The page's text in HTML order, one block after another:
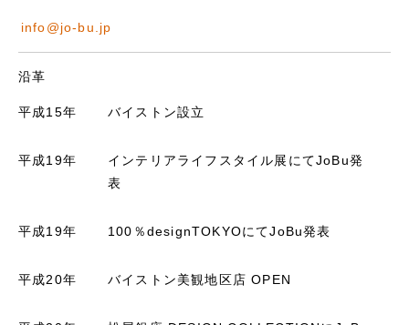
info@jo-bu.jp
沿革
平成15年 バイストン設立
平成19年
インテリアライフスタイル展にてJoBu発
表
平成19年 100％designTOKYOにてJoBu発表
平成20年 バイストン美観地区店 OPEN